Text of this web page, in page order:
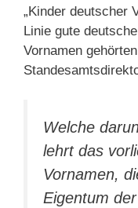
„Kinder deutscher
Linie gute
Vornamen
Welche
lehrt das
Vornamen,
Eigentum